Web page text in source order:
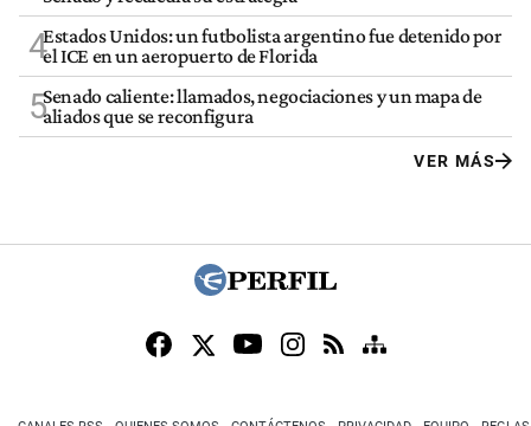
4Estados Unidos: un futbolista argentino fue detenido por
el ICE en un aeropuerto de Florida
5Senado caliente: llamados, negociaciones y un mapa de
aliados que se reconfigura
VER MÁS